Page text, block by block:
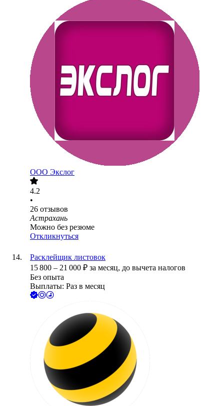
ООО Экслог
4.2
•
26 отзывов
Астрахань
Можно без резюме
Откликнуться
Расклейщик листовок
15 800 – 21 000 ₽ за месяц, до вычета налогов
Без опыта
Выплаты: Раз в месяц